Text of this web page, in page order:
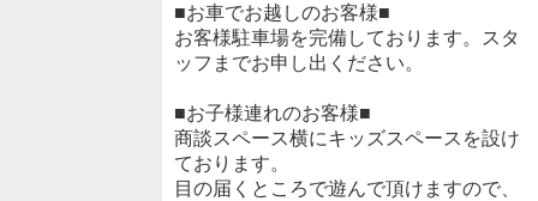
■お車でお越しのお客様■
お客様駐車場を完備しております。スタ
ッフまでお申し出ください。
■お子様連れのお客様■
商談スペース横にキッズスペースを設け
ております。
目の届くところで遊んで頂けますので、